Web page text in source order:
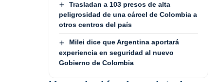
Trasladan a 103 presos de alta
peligrosidad de una cárcel de Colombia a
otros centros del país
Milei dice que Argentina aportará
experiencia en seguridad al nuevo
Gobierno de Colombia